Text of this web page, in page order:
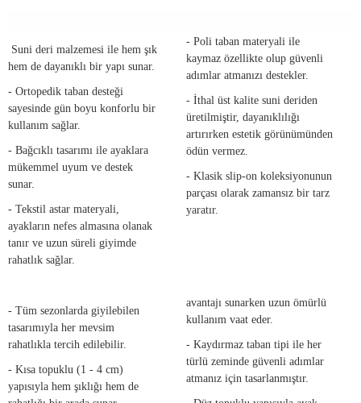
Suni deri malzemesi ile hem şık
hem de dayanıklı bir yapı sunar.
- Ortopedik taban desteği
sayesinde gün boyu konforlu bir
kullanım sağlar.
- Bağcıklı tasarımı ile ayaklara
mükemmel uyum ve destek
sunar.
- Tekstil astar materyali,
ayakların nefes almasına olanak
tanır ve uzun süreli giyimde
rahatlık sağlar.
- Poli taban materyali ile
kaymaz özellikte olup güvenli
adımlar atmanızı destekler.
- İthal üst kalite suni deriden
üretilmiştir, dayanıklılığı
artırırken estetik görünümünden
ödün vermez.
- Klasik slip-on koleksiyonunun
parçası olarak zamansız bir tarz
yaratır.
- Tüm sezonlarda giyilebilen
tasarımıyla her mevsim
rahatlıkla tercih edilebilir.
- Kısa topuklu (1 - 4 cm)
yapısıyla hem şıklığı hem de
avantajı sunarken uzun ömürlü
kullanım vaat eder.
- Kaydırmaz taban tipi ile her
türlü zeminde güvenli adımlar
atmanız için tasarlanmıştır.